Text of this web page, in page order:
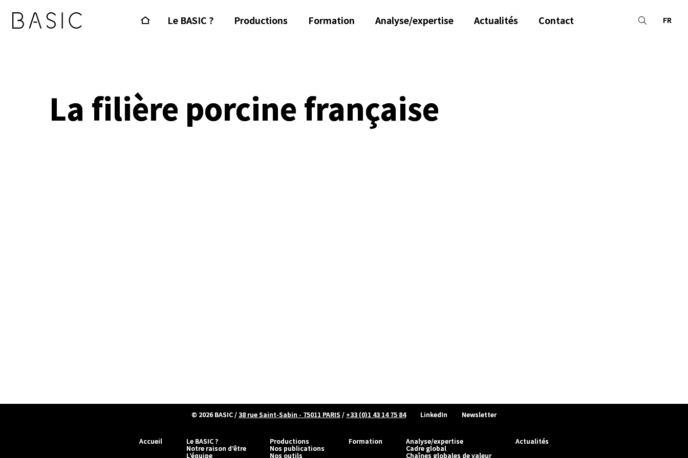
Le BASIC ? Productions Formation Analyse/expertise Actualités Contact FR
La filière porcine française
© 2026 BASIC/38 rue Saint-Sabin - 75011 PARIS / +33 (0)1 43 14 75 84 LinkedIn Newsletter
Accueil Le BASIC ?
Notre raison d’être
L’équipe
Productions
Nos publications
Nos outils
Formation Analyse/expertise
Cadre global
Chaînes globales de valeur
Actualités